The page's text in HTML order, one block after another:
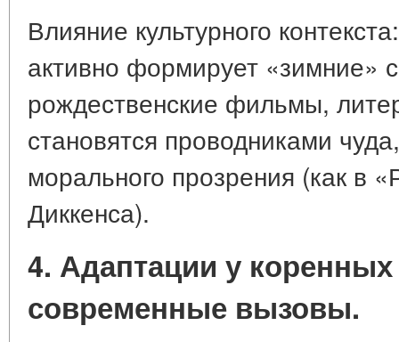
Влияние культурного
активно формирует «зимние»
рождественские фильмы,
становятся проводниками
морального прозрения (как в
Диккенса).
4. Адаптации у
современные вызовы.